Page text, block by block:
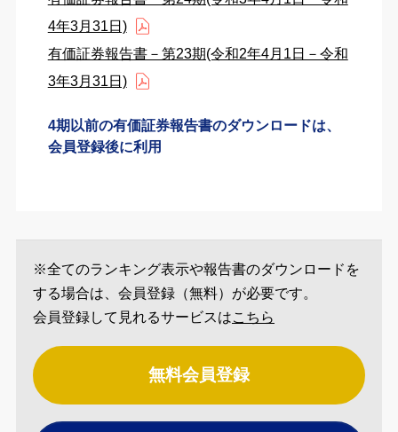
4年3月31日)
有価証券報告書－第23期(令和2年4月1日－令和
3年3月31日)
4期以前の有価証券報告書のダウンロードは、
会員登録後に利用
※全てのランキング表示や報告書のダウンロードを
する場合は、会員登録（無料）が必要です。
会員登録して見れるサービスはこちら
無料会員登録